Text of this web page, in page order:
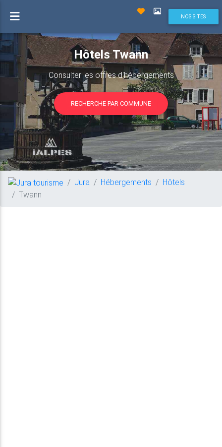
NOS SITES
Hôtels Twann
Consulter les offres d'hébergements
RECHERCHE PAR COMMUNE
Jura Hébergements
Hôtels
Twann